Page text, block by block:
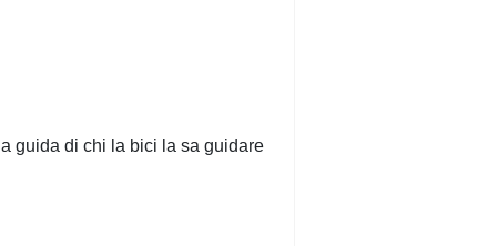
guida di chi la bici la sa guidare